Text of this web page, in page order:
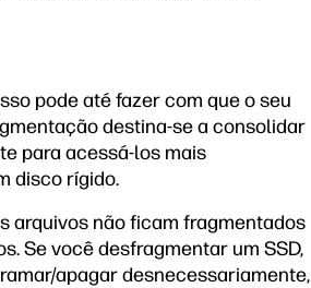
pode até fazer com que o seu
destina-se a consolidar
para acessá-los mais
disco rígido.
arquivos não ficam fragmentados
Se você desfragmentar um SSD,
apagar desnecessariamente,